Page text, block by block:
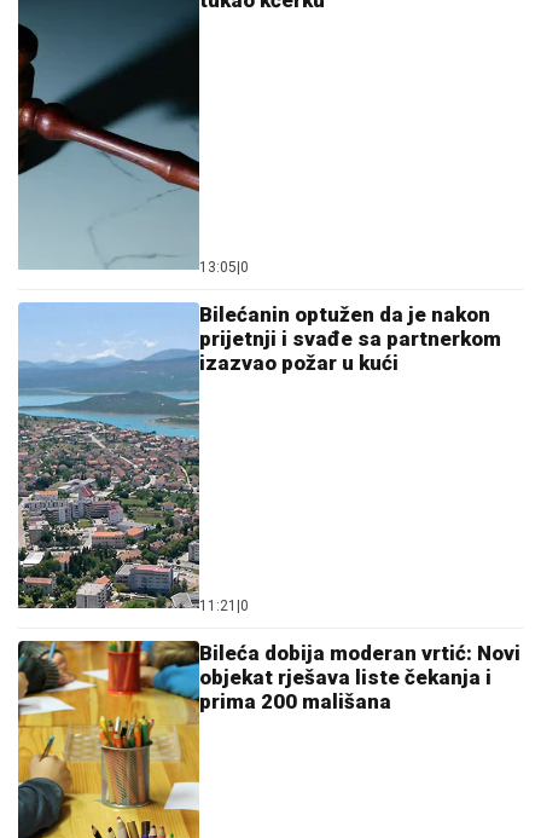
13:05 0
Bilećanin optužen da je nakon
prijetnji i svađe sa partnerkom
izazvao požar u kući
11:21 0
Bileća dobija moderan vrtić: Novi
objekat rješava liste čekanja i
prima 200 mališana